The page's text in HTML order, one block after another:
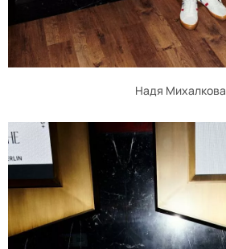
Надя Михалкова